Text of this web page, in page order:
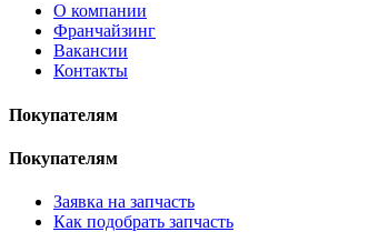
О компании
Франчайзинг
Вакансии
Контакты
Покупателям
Покупателям
Заявка на запчасть
Как подобрать запчасть